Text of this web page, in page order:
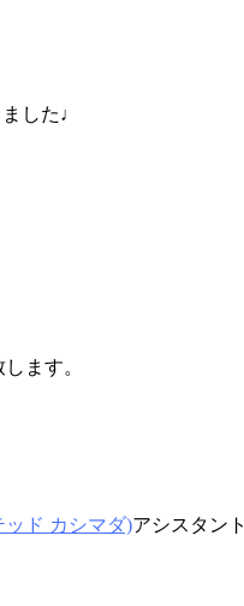
した♩
ます。
ド カシマダ)アシスタント